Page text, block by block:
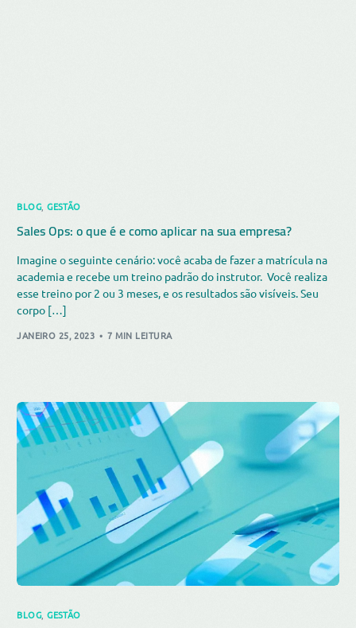
BLOG,GESTÃO
Sales Ops: o que é e como aplicar na sua empresa?
Imagine o seguinte cenário: você acaba de fazer a matrícula na
academia e recebe um treino padrão do instrutor. Você realiza
esse treino por 2 ou 3 meses, e os resultados são visíveis. Seu
corpo […]
JANEIRO 25, 2023 7 MIN LEITURA
BLOG,GESTÃO